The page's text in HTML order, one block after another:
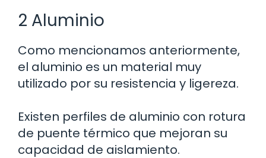
2 Aluminio
Como mencionamos anteriormente,
el aluminio es un material muy
utilizado por su resistencia y ligereza.
Existen perfiles de aluminio con rotura
de puente térmico que mejoran su
capacidad de aislamiento.